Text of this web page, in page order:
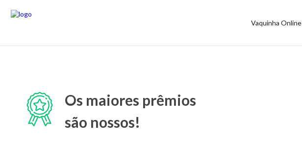
Vaquinha Online
Os maiores prêmios
são nossos!